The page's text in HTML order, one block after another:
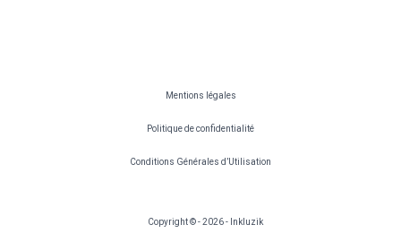
Mentions légales
Politique de confidentialité
Conditions Générales d’Utilisation
Copyright © - 2026 - Inkluzik